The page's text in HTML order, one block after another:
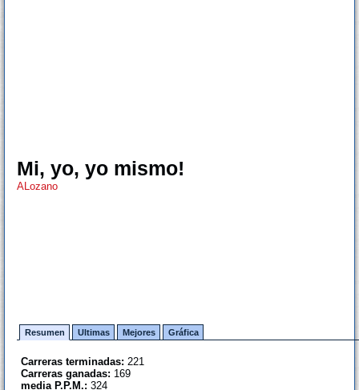
Mi, yo, yo mismo!
ALozano
Resumen Ultimas Mejores Gráfica
Carreras terminadas: 221
Carreras ganadas: 169
media P.P.M.: 324